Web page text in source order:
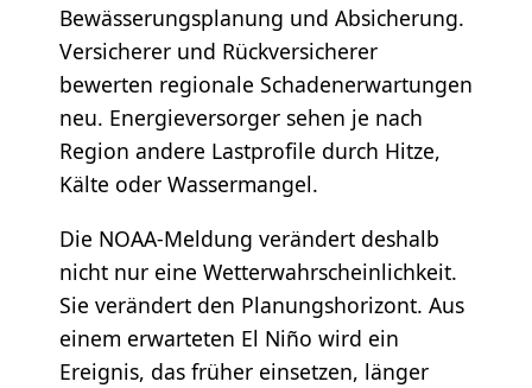
Bewässerungsplanung und Absicherung.
Versicherer und Rückversicherer
bewerten regionale Schadenerwartungen
neu. Energieversorger sehen je nach
Region andere Lastprofile durch Hitze,
Kälte oder Wassermangel.
Die NOAA-Meldung verändert deshalb
nicht nur eine Wetterwahrscheinlichkeit.
Sie verändert den Planungshorizont. Aus
einem erwarteten El Niño wird ein
Ereignis, das früher einsetzen, länger